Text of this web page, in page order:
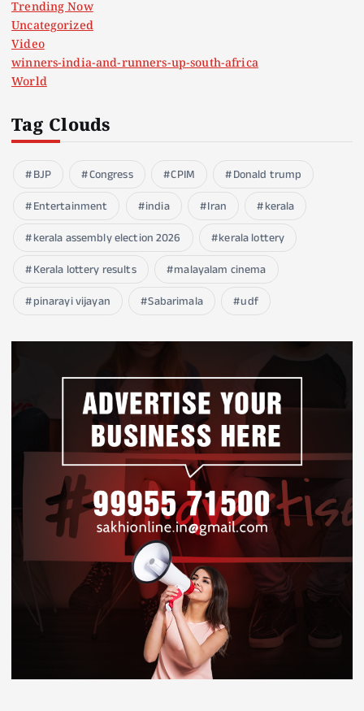
Trending Now
Uncategorized
Video
winners-india-and-runners-up-south-africa
World
Tag Clouds
BJP Congress CPIM
Donald trump
Entertainment
india Iran
kerala
kerala assembly election 2026
kerala lottery
Kerala lottery results
malayalam cinema
pinarayi vijayan
Sabarimala udf